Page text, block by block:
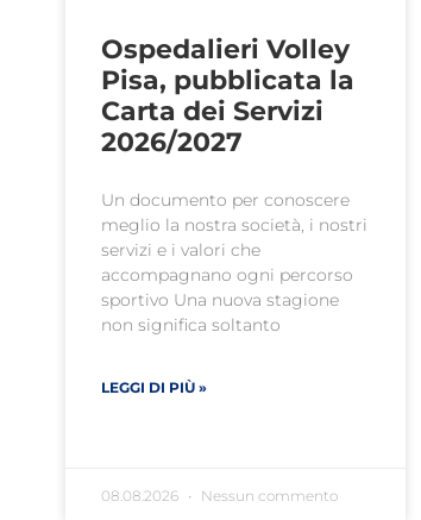
Ospedalieri Volley
Pisa, pubblicata la
Carta dei Servizi
2026/2027
Un documento per conoscere
meglio la nostra società, i nostri
servizi e i valori che
accompagnano ogni percorso
sportivo Una nuova stagione
non significa soltanto
LEGGI DI PIÙ »
08.08.2026 Nessun commento